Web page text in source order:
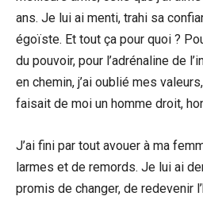
ans. Je lui ai menti, trahi sa
égoïste. Et tout ça pour quoi ?
du pouvoir, pour l’adrénaline de
en chemin, j’ai oublié mes
faisait de moi un homme droit,
J’ai fini par tout avouer à ma
larmes et de remords. Je lui ai
promis de changer, de redevenir